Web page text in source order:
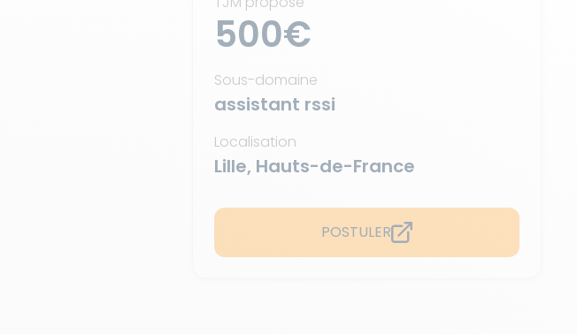
500€
Sous-domaine
assistant rssi
Localisation
Lille, Hauts-de-France
POSTULER